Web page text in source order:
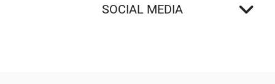
SOCIAL MEDIA